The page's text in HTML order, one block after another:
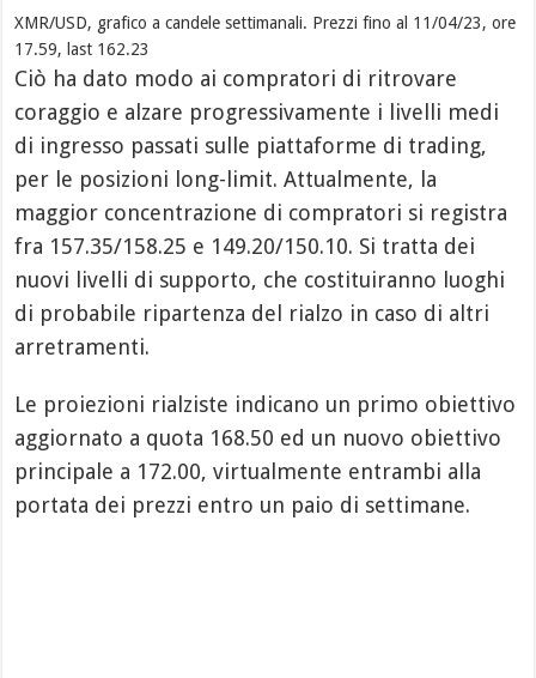
XMR/USD, grafico a candele settimanali. Prezzi fino al 11/04/23, ore
17.59, last 162.23
Ciò ha dato modo ai compratori di ritrovare
coraggio e alzare progressivamente i livelli medi
di ingresso passati sulle piattaforme di trading,
per le posizioni long-limit. Attualmente, la
maggior concentrazione di compratori si registra
fra 157.35/158.25 e 149.20/150.10. Si tratta dei
nuovi livelli di supporto, che costituiranno luoghi
di probabile ripartenza del rialzo in caso di altri
arretramenti.
Le proiezioni rialziste indicano un primo obiettivo
aggiornato a quota 168.50 ed un nuovo obiettivo
principale a 172.00, virtualmente entrambi alla
portata dei prezzi entro un paio di settimane.